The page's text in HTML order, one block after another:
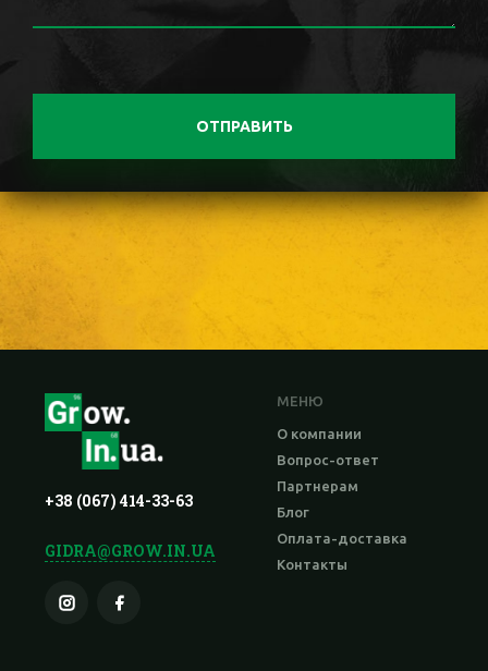
ОТПРАВИТЬ
+38 (067) 414-33-63
GIDRA@GROW.IN.UA
МЕНЮ
О компании
Вопрос-ответ
Партнерам
Блог
Оплата-доставка
Контакты